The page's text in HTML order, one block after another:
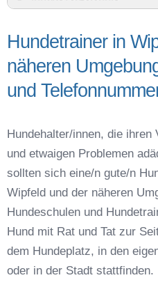
Hundetrainer in
Umgebung –
Telefonnummer
Das macht einen
Hundetrainer
Hundezubehör für
Hundespielzeug zur
Preisvergleich der
Hundeschulen vs.
So findet man den
Wipfeld
Darum lohnt sich der
Hundetrainer in
näheren
und
Hundehalter/innen, die
und etwaigen Problemen
sollten sich eine/n gute/n
Wipfeld und der näheren
Hundeschulen und
Hund mit Rat und Tat zur
dem Hundeplatz, in den
oder in der Stadt stattfinden.